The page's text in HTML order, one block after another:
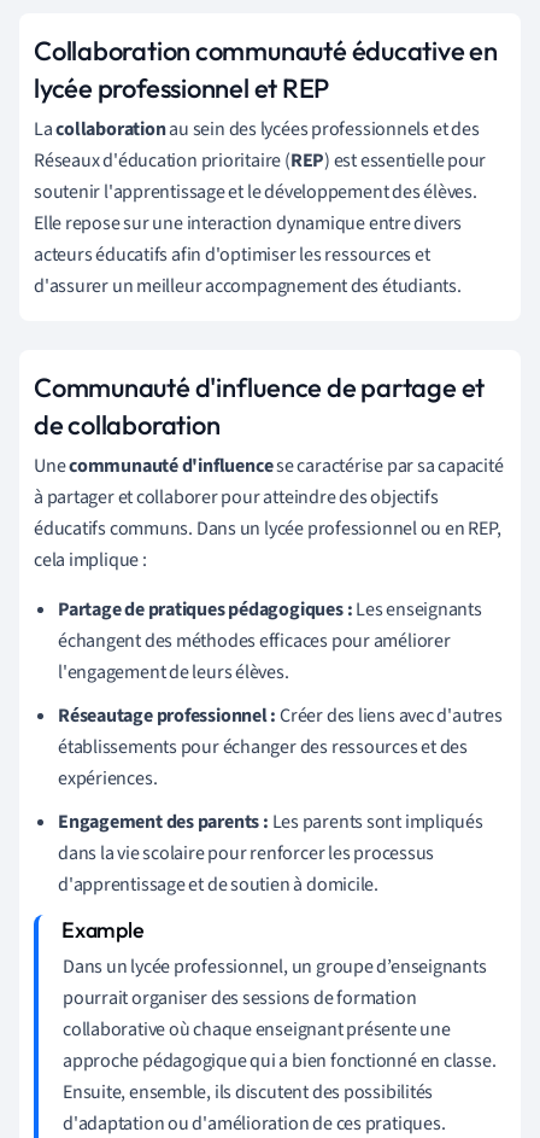
Collaboration communauté éducative en
lycée professionnel et REP
Lacollaborationau sein des lycées professionnels et des
Réseaux d'éducation prioritaire (REP) est essentielle pour
soutenir l'apprentissage et le développement des élèves.
Elle repose sur une interaction dynamique entre divers
acteurs éducatifs afin d'optimiser les ressources et
d'assurer un meilleur accompagnement des étudiants.
Communauté d'influence de partage et
de collaboration
Unecommunauté d'influencese caractérise par sa capacité
à partager et collaborer pour atteindre des objectifs
éducatifs communs. Dans un lycée professionnel ou en REP,
cela implique :
Partage de pratiques pédagogiques :Les enseignants
échangent des méthodes efficaces pour améliorer
l'engagement de leurs élèves.
Réseautage professionnel :Créer des liens avec d'autres
établissements pour échanger des ressources et des
expériences.
Engagement des parents : Les parents sont impliqués
dans la vie scolaire pour renforcer les processus
d'apprentissage et de soutien à domicile.
Dans un lycée professionnel, un groupe d’enseignants
pourrait organiser des sessions de formation
collaborative où chaque enseignant présente une
approche pédagogique qui a bien fonctionné en classe.
Ensuite, ensemble, ils discutent des possibilités
d'adaptation ou d'amélioration de ces pratiques.